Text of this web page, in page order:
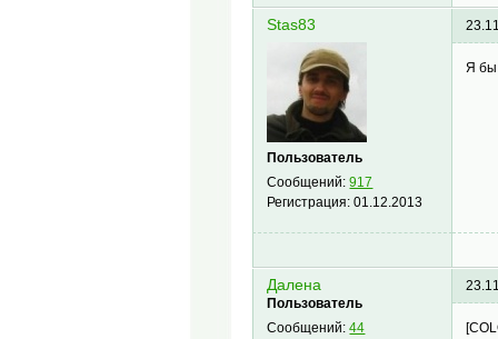
Stas83
Пользователь
Сообщений:917
Регистрация:01.12.2013
Я бы
Далена
Пользователь
Сообщений:44